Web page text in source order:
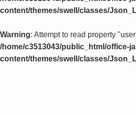
content/themes/swell/classes/
Warning: Attempt to read property
/home/c3513043/public_html/office-
content/themes/swell/classes/